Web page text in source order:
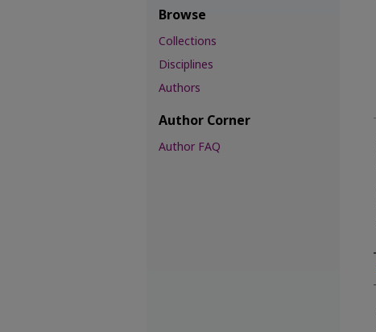
Browse
Collections
Disciplines
Authors
Author Corner
Author FAQ